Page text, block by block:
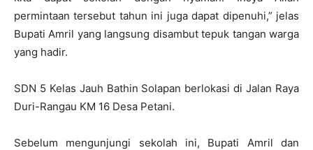
permintaan tersebut tahun ini juga dapat dipenuhi,” jelas
Bupati Amril yang langsung disambut tepuk tangan warga
yang hadir.
SDN 5 Kelas Jauh Bathin Solapan berlokasi di Jalan Raya
Duri-Rangau KM 16 Desa Petani.
Sebelum mengunjungi sekolah ini, Bupati Amril dan